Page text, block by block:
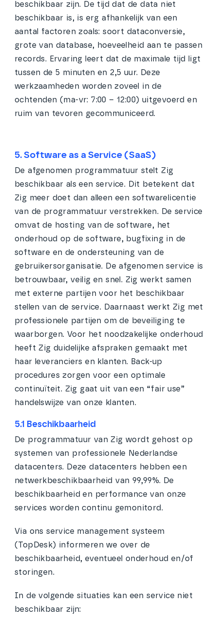
beschikbaar zijn. De tijd dat de data niet
beschikbaar is, is erg afhankelijk van een
aantal factoren zoals: soort dataconversie,
grote van database, hoeveelheid aan te passen
records. Ervaring leert dat de maximale tijd ligt
tussen de 5 minuten en 2,5 uur. Deze
werkzaamheden worden zoveel in de
ochtenden (ma-vr: 7:00 – 12:00) uitgevoerd en
ruim van tevoren gecommuniceerd.
5. Software as a Service (SaaS)
De afgenomen programmatuur stelt Zig
beschikbaar als een service. Dit betekent dat
Zig meer doet dan alleen een softwarelicentie
van de programmatuur verstrekken. De service
omvat de hosting van de software, het
onderhoud op de software, bugfixing in de
software en de ondersteuning van de
gebruikersorganisatie. De afgenomen service is
betrouwbaar, veilig en snel. Zig werkt samen
met externe partijen voor het beschikbaar
stellen van de service. Daarnaast werkt Zig met
professionele partijen om de beveiliging te
waarborgen. Voor het noodzakelijke onderhoud
heeft Zig duidelijke afspraken gemaakt met
haar leveranciers en klanten. Back-up
procedures zorgen voor een optimale
continuïteit. Zig gaat uit van een “fair use”
handelswijze van onze klanten.
5.1 Beschikbaarheid
De programmatuur van Zig wordt gehost op
systemen van professionele Nederlandse
datacenters. Deze datacenters hebben een
netwerkbeschikbaarheid van 99,99%. De
beschikbaarheid en performance van onze
services worden continu gemonitord.
Via ons service management systeem
(TopDesk) informeren we over de
beschikbaarheid, eventueel onderhoud en/of
storingen.
In de volgende situaties kan een service niet
beschikbaar zijn: